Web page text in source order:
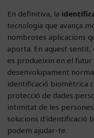
En definitiva, la
tecnologia que avança
nombroses aplicacions
aporta. En aquest
es produeixin en el futur
desenvolupament
identificació biomètrica
protecció de dades
intimitat de les
solucions d’identificació
podem ajudar-te.